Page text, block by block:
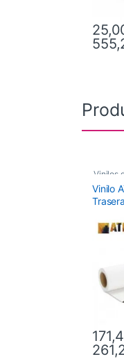
Este
Vinilos
Tack
,Vinilos
Alto
Vinilo